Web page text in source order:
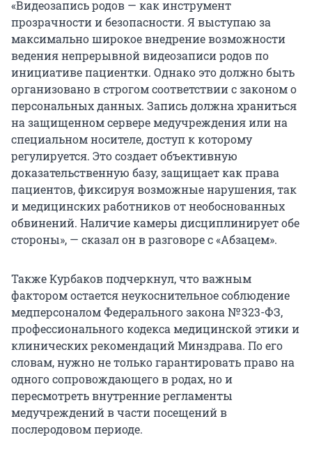
«Видеозапись родов — как инструмент
прозрачности и безопасности. Я выступаю за
максимально широкое внедрение возможности
ведения непрерывной видеозаписи родов по
инициативе пациентки. Однако это должно быть
организовано в строгом соответствии с законом о
персональных данных. Запись должна храниться
на защищенном сервере медучреждения или на
специальном носителе, доступ к которому
регулируется. Это создает объективную
доказательственную базу, защищает как права
пациентов, фиксируя возможные нарушения, так
и медицинских работников от необоснованных
обвинений. Наличие камеры дисциплинирует обе
стороны», — сказал он в разговоре с «Абзацем».
Также Курбаков подчеркнул, что важным
фактором остается неукоснительное соблюдение
медперсоналом Федерального закона№ 323-ФЗ,
профессионального кодекса медицинской этики и
клинических рекомендаций Минздрава. По его
словам, нужно не только гарантировать право на
одного сопровождающего в родах, но и
пересмотреть внутренние регламенты
медучреждений в части посещений в
послеродовом периоде.